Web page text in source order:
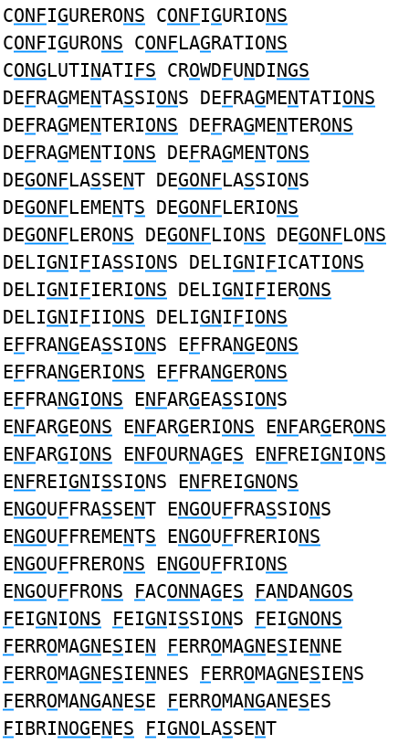
CONFIGURERONS CONFIGURIONS
CONFIGURONS CONFLAGRATIONS
CONGLUTINATIFS CROWDFUNDINGS
DEFRAGMENTASSIONS DEFRAGMENTATIONS
DEFRAGMENTERIONS DEFRAGMENTERONS
DEFRAGMENTIONS DEFRAGMENTONS
DEGONFLASSENT DEGONFLASSIONS
DEGONFLEMENTS DEGONFLERIONS
DEGONFLERONS DEGONFLIONS DEGONFLONS
DELIGNIFIASSIONS DELIGNIFICATIONS
DELIGNIFIERIONS DELIGNIFIERONS
DELIGNIFIIONS DELIGNIFIONS
EFFRANGEASSIONS EFFRANGEONS
EFFRANGERIONS EFFRANGERONS
EFFRANGIONS ENFARGEASSIONS
ENFARGEONS ENFARGERIONS ENFARGERONS
ENFARGIONS ENFOURNAGES ENFREIGNIONS
ENFREIGNISSIONS ENFREIGNONS
ENGOUFFRASSENT ENGOUFFRASSIONS
ENGOUFFREMENTS ENGOUFFRERIONS
ENGOUFFRERONS ENGOUFFRIONS
ENGOUFFRONS FACONNAGES FANDANGOS
FEIGNIONS FEIGNISSIONS FEIGNONS
FERROMAGNESIEN FERROMAGNESIENNE
FERROMAGNESIENNES FERROMAGNESIENS
FERROMANGANESE FERROMANGANESES
FIBRINOGENES FIGNOLASSENT